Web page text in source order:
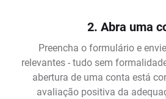
2. Abra uma
Preencha o formulário e
relevantes - tudo sem
abertura de uma conta está
avaliação positiva da